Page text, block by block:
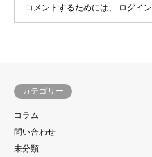
コメントするためには、 ログイン
カテゴリー
コラム
問い合わせ
未分類